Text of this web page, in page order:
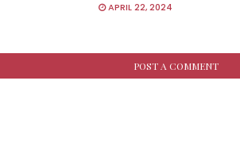
APRIL 22, 2024
POST A COMMENT